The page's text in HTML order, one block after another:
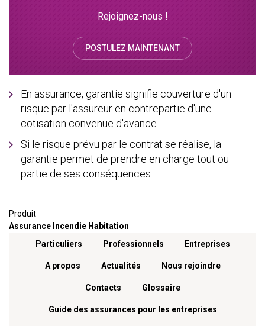
Rejoignez-nous !
POSTULEZ MAINTENANT
En assurance, garantie signifie couverture d'un
risque par l'assureur en contrepartie d'une
cotisation convenue d'avance.
Si le risque prévu par le contrat se réalise, la
garantie permet de prendre en charge tout ou
partie de ses conséquences.
Produit
Assurance Incendie Habitation
Menu footer
Particuliers Professionnels Entreprises
A propos Actualités Nous rejoindre
Contacts Glossaire
Guide des assurances pour les entreprises